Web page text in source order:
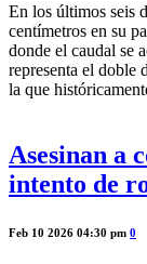
En los últimos seis
centímetros en su
donde el caudal se
representa el doble
la que
Asesinan a
intento de
Feb 10 2026 04:30 pm 0